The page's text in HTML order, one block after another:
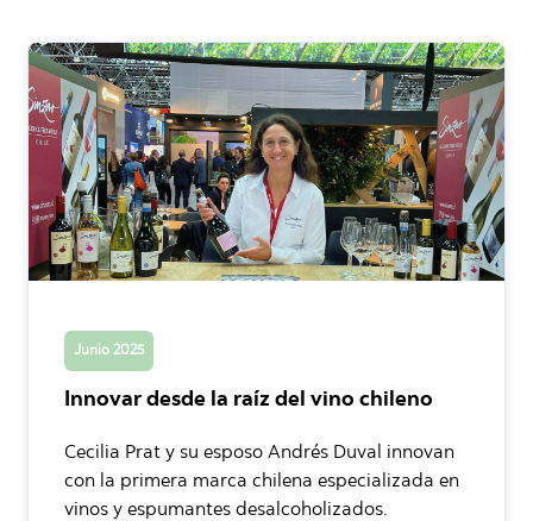
Junio 2025
Innovar desde la raíz del vino chileno
Cecilia Prat y su esposo Andrés Duval innovan
con la primera marca chilena especializada en
vinos y espumantes desalcoholizados.